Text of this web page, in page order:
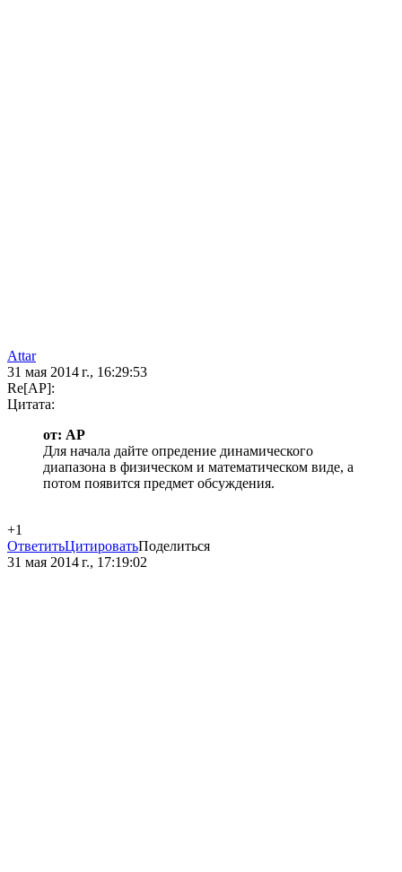
Attar
31 мая 2014 г., 16:29:53
Re[AP]:
Цитата:
от: AP
Для начала дайте опредение динамического
диапазона в физическом и математическом виде, а
потом появится предмет обсуждения.
+1
ОтветитьЦитироватьПоделиться
31 мая 2014 г., 17:19:02